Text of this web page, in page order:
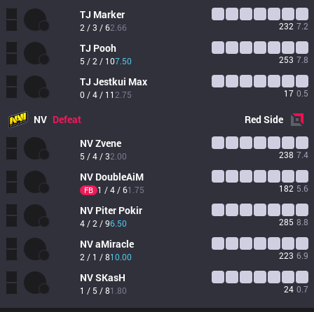
TJ Marker
2 / 3 / 62.66 232 7.2
TJ Pooh
5 / 2 / 107.50 253 7.8
TJ Jestkui Max
0 / 4 / 11 2.75 17 0.5
NV Defeat RedSide
NVZvene
5 / 4 / 32.00 238 7.4
NV DoubleAiM
FB 1 / 4 / 61.75 182 5.6
NV Piter Pokir
4 / 2 / 96.50 285 8.8
NVaMiracle
2 / 1 / 810.00 223 6.9
NVSKasH
1 / 5 / 81.80 24 0.7